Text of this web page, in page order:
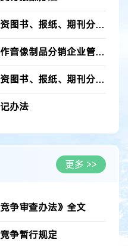
、期刊分销企业管理办法》的补充规定二
品分销企业管理办法》的补充规定
、期刊分销企业管理办法》的补充规定
办法
更多 >>
争审查办法》全文
争暂行规定